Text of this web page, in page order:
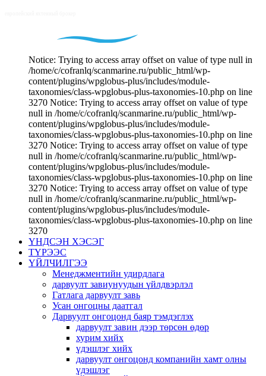
Notice: Trying to access array offset on value of type null in
/home/c/cofranlq/scanmarine.ru/public_html/wp-
content/plugins/wpglobus-plus/includes/module-
taxonomies/class-wpglobus-plus-taxonomies-10.php on line
3270 Notice: Trying to access array offset on value of type
null in /home/c/cofranlq/scanmarine.ru/public_html/wp-
content/plugins/wpglobus-plus/includes/module-
taxonomies/class-wpglobus-plus-taxonomies-10.php on line
3270 Notice: Trying to access array offset on value of type
null in /home/c/cofranlq/scanmarine.ru/public_html/wp-
content/plugins/wpglobus-plus/includes/module-
taxonomies/class-wpglobus-plus-taxonomies-10.php on line
3270 Notice: Trying to access array offset on value of type
null in /home/c/cofranlq/scanmarine.ru/public_html/wp-
content/plugins/wpglobus-plus/includes/module-
taxonomies/class-wpglobus-plus-taxonomies-10.php on line
3270
ҮНДСЭН ХЭСЭГ
ТҮРЭЭС
ҮЙЛЧИЛГЭЭ
Менеджментийн удирдлага
дарвуулт завиунуудын үйлдвэрлэл
Гатлага дарвуулт завь
Усан онгоцны даатгал
Дарвуулт онгоцонд баяр тэмдэглэх
дарвуулт завин дээр төрсөн өдөр
хурим хийх
үдэшлэг хийх
дарвуулт онгоцонд компанийн хамт олны
үдэшлэг